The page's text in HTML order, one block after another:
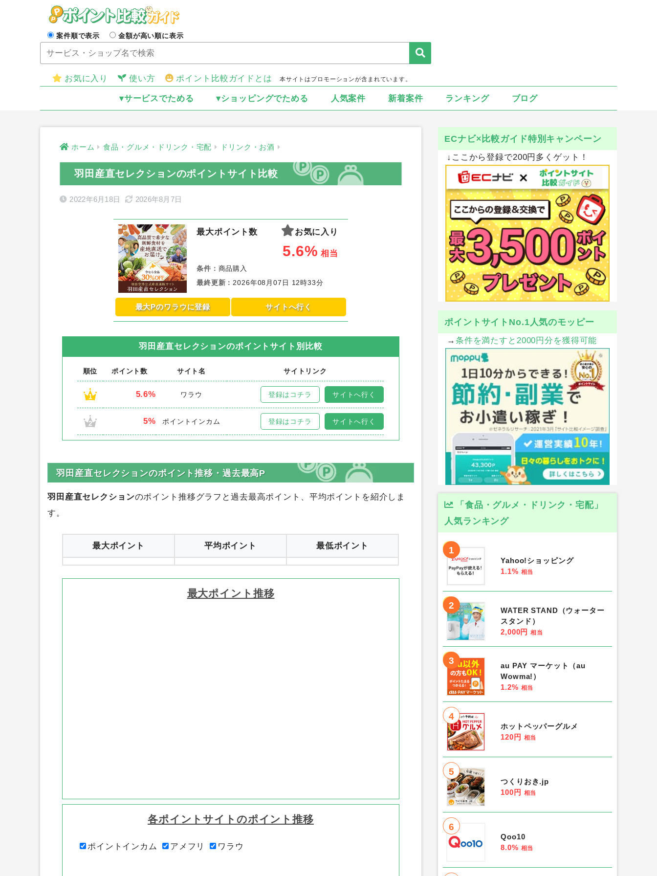
案件順で表示 金額が高い順に表示
お気に入り 使い方 ポイント比較ガイドとは 本サイトはプロモーションが含まれています。
▾サービスでためる ▾ショッピングでためる 人気案件 新着案件 ランキング ブログ
ホーム 食品・グルメ・ドリンク・宅配 ドリンク・お酒
羽田産直セレクションのポイントサイト比較
2022年6月18日 2026年8月7日
最大ポイント数 お気に入り
5.6% 相当
条件： 商品購入
最終更新 ： 2026年08月07日 12時33分
最大Pのワラウに登録 サイトへ行く
羽田産直セレクションのポイントサイト別比較
順位 ポイント数 サイト名 サイトリンク
1 5.6% ワラウ 登録はコチラ サイトへ行く
2 5% ポイントインカム 登録はコチラ サイトへ行く
羽田産直セレクションのポイント推移グラフと過去最高ポイント、平均ポイントを紹介しま
平均ポイント
ECナビ×比較ガイド特別キャンペーン
↓ここから登録で200円多くゲット！
ポイントサイトNo.1人気のモッピー
→ 条件を満たすと2000円分を獲得可能
「食品・グルメ・ドリンク・宅配」
人気ランキング
1
Yahoo!ショッピング
1.1% 相当
2
WATER STAND（ウォーター
スタンド）
2,000円 相当
3
au PAY マーケット（au
Wowma!）
1.2% 相当
4
ホットペッパーグルメ
120円 相当
5
つくりおき.jp
100円 相当
6
Qoo10
8.0% 相当